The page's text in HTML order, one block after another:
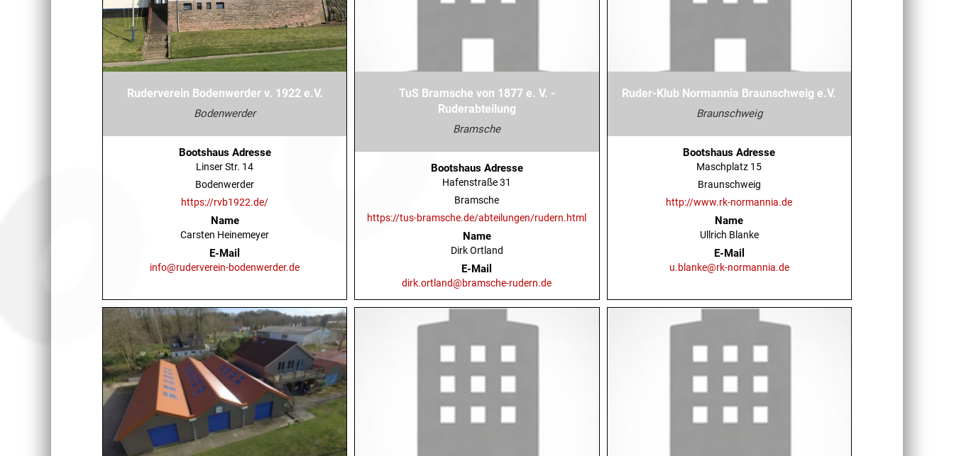
Ruderverein Bodenwerder v. 1922 e.V.
Bodenwerder
Bootshaus Adresse
Linser Str. 14
Bodenwerder
https://rvb1922.de/
Name
Carsten Heinemeyer
E-Mail
info@ruderverein-bodenwerder.de
TuS Bramsche von 1877 e. V. -
Ruderabteilung
Bramsche
Bootshaus Adresse
Hafenstraße 31
Bramsche
https://tus-bramsche.de/abteilungen/rudern.html
Name
Dirk Ortland
E-Mail
dirk.ortland@bramsche-rudern.de
Ruder-Klub Normannia Braunschweig e.V.
Braunschweig
Bootshaus Adresse
Maschplatz 15
Braunschweig
http://www.rk-normannia.de
Name
Ullrich Blanke
E-Mail
u.blanke@rk-normannia.de